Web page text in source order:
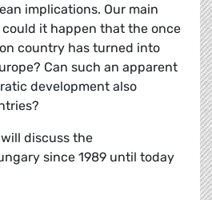
implications. Our main
could it happen that the once
country has turned into
Can such an apparent
development also
discuss the
since 1989 until today